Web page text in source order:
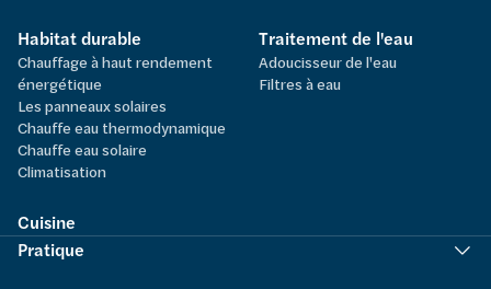
Habitat durable
Chauffage à haut rendement
énergétique
Les panneaux solaires
Chauffe eau thermodynamique
Chauffe eau solaire
Climatisation
Traitement de l'eau
Adoucisseur de l'eau
Filtres à eau
Cuisine
Pratique